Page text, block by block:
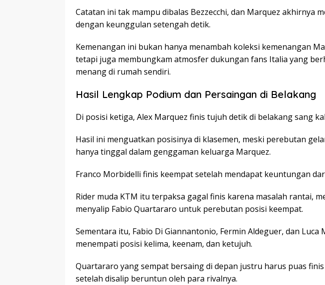
Catatan ini tak mampu dibalas Bezzecchi, dan Marquez akhirnya
dengan keunggulan setengah detik.
Kemenangan ini bukan hanya menambah koleksi kemenangan
tetapi juga membungkam atmosfer dukungan fans Italia yang
menang di rumah sendiri.
Hasil Lengkap Podium dan Persaingan di Belakang
Di posisi ketiga, Alex Marquez finis tujuh detik di belakang sang
Hasil ini menguatkan posisinya di klasemen, meski perebutan
hanya tinggal dalam genggaman keluarga Marquez.
Franco Morbidelli finis keempat setelah mendapat keuntungan
Rider muda KTM itu terpaksa gagal finis karena masalah rantai,
menyalip Fabio Quartararo untuk perebutan posisi keempat.
Sementara itu, Fabio Di Giannantonio, Fermin Aldeguer, dan Luca
menempati posisi kelima, keenam, dan ketujuh.
Quartararo yang sempat bersaing di depan justru harus puas
setelah disalip beruntun oleh para rivalnya.